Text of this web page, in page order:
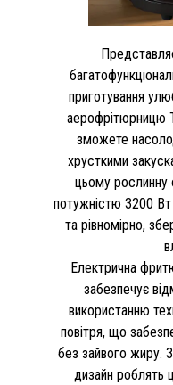
приготування
аерофрітюрницю
зможете
хрусткими
цьому рослинну
потужністю 3200
та рівномірно,
Електрична
забезпечує
використанню
повітря, що
без зайвого жиру.
дизайн